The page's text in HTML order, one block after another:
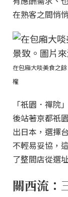
在熟客之間悄
在包廂大啖美食之
權
「祇園．禪院
後站著京都祇
出日本，選擇
不輕易妥協，
了整間店從選
關西流：